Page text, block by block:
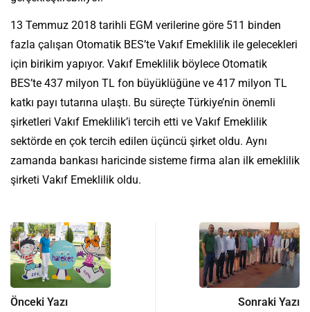
13 Temmuz 2018 tarihli EGM verilerine göre 511 binden
fazla çalışan Otomatik BES’te Vakıf Emeklilik ile gelecekleri
için birikim yapıyor. Vakıf Emeklilik böylece Otomatik
BES’te 437 milyon TL fon büyüklüğüne ve 417 milyon TL
katkı payı tutarına ulaştı. Bu süreçte Türkiye’nin önemli
şirketleri Vakıf Emeklilik’i tercih etti ve Vakıf Emeklilik
sektörde en çok tercih edilen üçüncü şirket oldu. Aynı
zamanda bankası haricinde sisteme firma alan ilk emeklilik
şirketi Vakıf Emeklilik oldu.
Önceki Yazı Sonraki Yazı